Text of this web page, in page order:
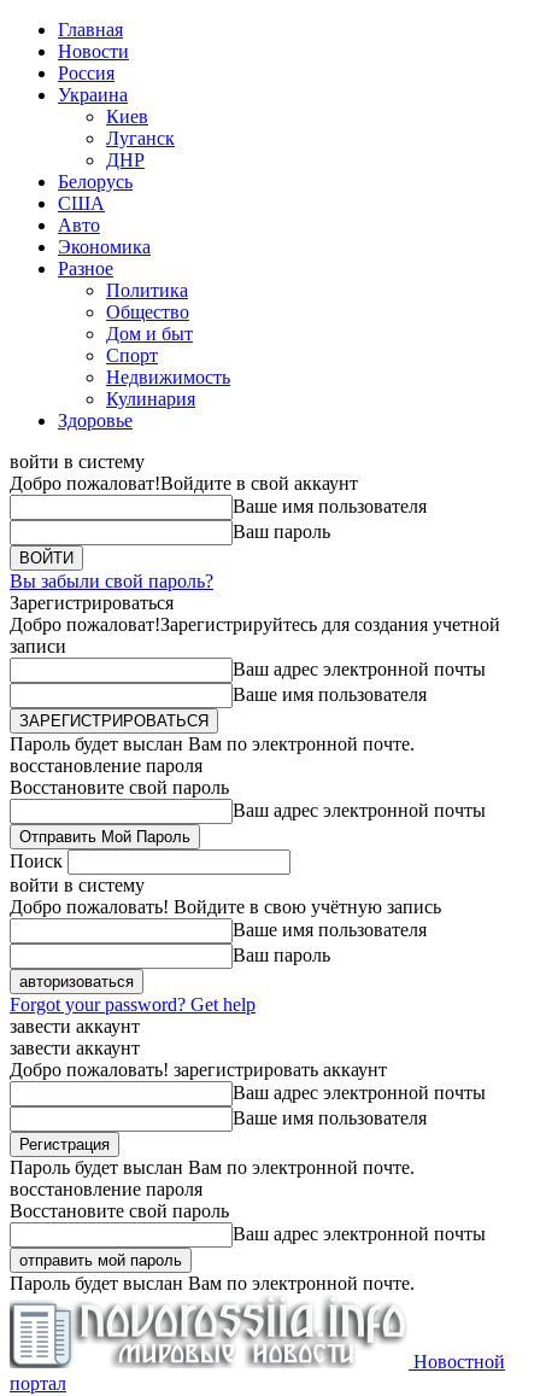
Главная
Новости
Россия
Украина
Киев
Луганск
ДНР
Белорусь
США
Авто
Экономика
Разное
Политика
Общество
Дом и быт
Спорт
Недвижимость
Кулинария
Здоровье
войти в систему
Добро пожаловат!Войдите в свой аккаунт
Ваше имя пользователя
Ваш пароль
Вы забыли свой пароль?
Зарегистрироваться
Добро пожаловат!Зарегистрируйтесь для создания учетной
записи
Ваш адрес электронной почты
Ваше имя пользователя
Пароль будет выслан Вам по электронной почте.
восстановление пароля
Восстановите свой пароль
Ваш адрес электронной почты
Поиск
войти в систему
Добро пожаловать! Войдите в свою учётную запись
Ваше имя пользователя
Ваш пароль
Forgot your password? Get help
завести аккаунт
завести аккаунт
Добро пожаловать! зарегистрировать аккаунт
Ваш адрес электронной почты
Ваше имя пользователя
Пароль будет выслан Вам по электронной почте.
восстановление пароля
Восстановите свой пароль
Ваш адрес электронной почты
Пароль будет выслан Вам по электронной почте.
Новостной
портал